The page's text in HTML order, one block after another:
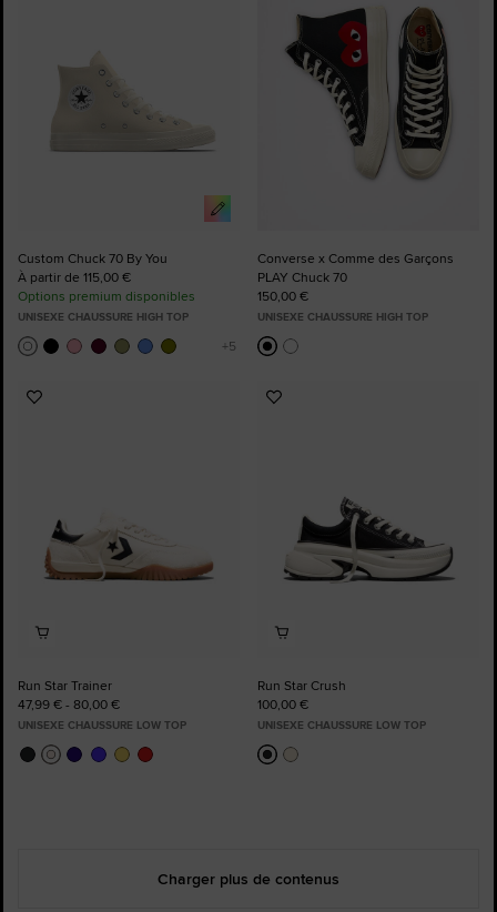
Custom Chuck 70 By You
À partir de 115,00 €
Options premium disponibles
UNISEXE CHAUSSURE HIGH TOP
favoris
Converse x Comme des Garçons
PLAY Chuck 70
150,00 €
UNISEXE CHAUSSURE HIGH TOP
Ajouter
Run Star Trainer
47,99 € - 80,00 €
UNISEXE CHAUSSURE LOW TOP
Ajouter
Run Star Crush
100,00 €
UNISEXE CHAUSSURE LOW TOP
Charger plus de contenus